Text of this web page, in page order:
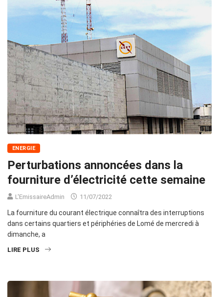
ENERGIE
Perturbations annoncées dans la
fourniture d’électricité cette semaine
L'EmissaireAdmin 11/07/2022
La fourniture du courant électrique connaîtra des interruptions
dans certains quartiers et périphéries de Lomé de mercredi à
dimanche, a
LIRE PLUS